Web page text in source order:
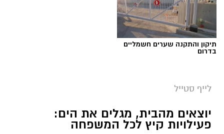
תיקון והתקנה שערים חשמליים
בדרום
לייף סטייל
יוצאים מהבית, מגלים את הים:
פעילויות קיץ לכל המשפחה